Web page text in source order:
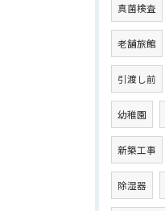
真菌検査
老舗旅館
引渡し前
幼稚園
新築工事
除湿器